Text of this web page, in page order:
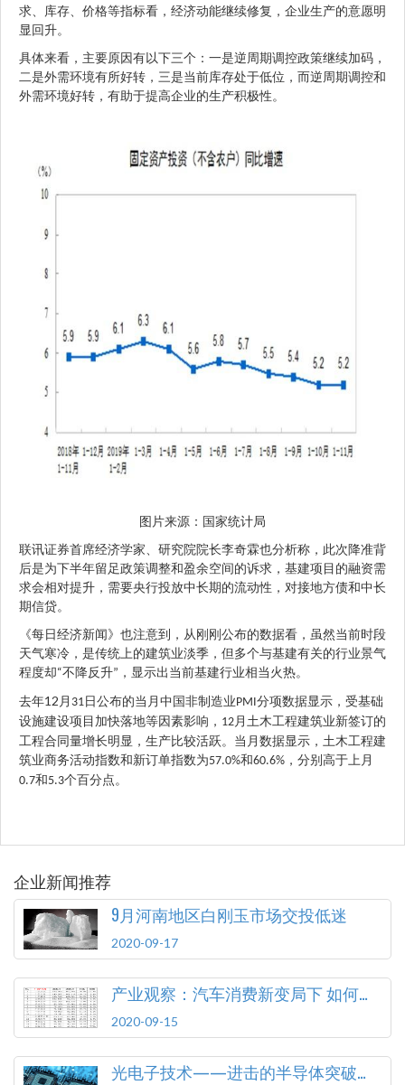
求、库存、价格等指标看，经济动能继续修复，企业生产的意愿明
显回升。
具体来看，主要原因有以下三个：一是逆周期调控政策继续加码，
二是外需环境有所好转，三是当前库存处于低位，而逆周期调控和
外需环境好转，有助于提高企业的生产积极性。
图片来源：国家统计局
联讯证券首席经济学家、研究院院长李奇霖也分析称，此次降准背
后是为下半年留足政策调整和盈余空间的诉求，基建项目的融资需
求会相对提升，需要央行投放中长期的流动性，对接地方债和中长
期信贷。
《每日经济新闻》也注意到，从刚刚公布的数据看，虽然当前时段
天气寒冷，是传统上的建筑业淡季，但多个与基建有关的行业景气
程度却“不降反升” ，显示出当前基建行业相当火热。
去年12 月 31 日公布的当月中国非制造业PMI分项数据显示，受基础
设施建设项目加快落地等因素影响， 12月土木工程建筑业新签订的
工程合同量增长明显，生产比较活跃。当月数据显示，土木工程建
筑业商务活动指数和新订单指数为57.0%和60.6% ，分别高于上月
0.7和 5.3个百分点。
企业新闻推荐
9月河南地区白刚玉市场交投低迷
2020-09-17
产业观察：汽车消费新变局下 如何顺应变化释放潜力
2020-09-15
光电子技术——进击的半导体突破口